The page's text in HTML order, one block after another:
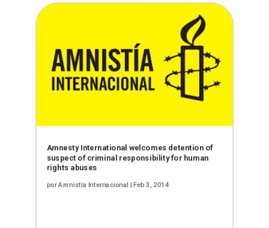
Amnesty International welcomes detention of
suspect of criminal responsibility for human
rights abuses
porAmnistía Internacional | Feb 3, 2014